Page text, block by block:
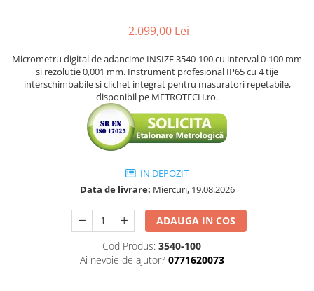
Micrometre de interior in 2 puncte
Micrometre tubulare de interior
Micrometre de adancime
Micrometre mecanice de interior
Micrometre pentru caneluri
Micrometre cu disc
Micrometre cu varfuri ascutite
Micrometre pentru filete
2.099,00 Lei
Micrometru digital de adancime INSIZE 3540-100 cu interval 0-100 mm
si rezolutie 0,001 mm. Instrument profesional IP65 cu 4 tije
interschimbabile si clichet integrat pentru masuratori repetabile,
disponibil pe METROTECH.ro.
IN DEPOZIT
Data de livrare: Miercuri, 19.08.2026
ADAUGA IN COS
Cod Produs: 3540-100
Ai nevoie de ajutor? 0771620073